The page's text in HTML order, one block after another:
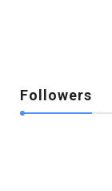
Followers